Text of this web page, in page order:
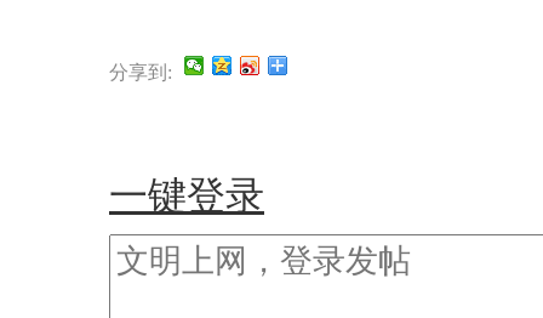
分享到:
一键登录